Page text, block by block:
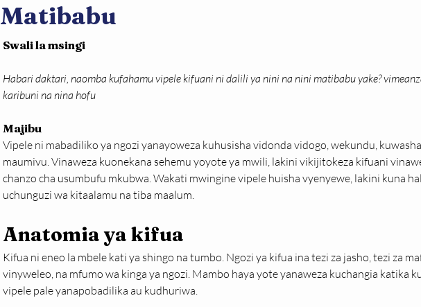
Matibabu
Swali la msingi
Habari daktari, naomba kufahamu vipele kifuani ni dalili ya nini na nini matibabu yake?
karibuni na nina hofu
Majibu
Vipele ni mabadiliko ya ngozi yanayoweza kuhusisha vidonda vidogo, wekundu,
maumivu. Vinaweza kuonekana sehemu yoyote ya mwili, lakini vikijitokeza kifuani
chanzo cha usumbufu mkubwa. Wakati mwingine vipele huisha vyenyewe, lakini kuna
uchunguzi wa kitaalamu na tiba maalum.
Anatomia ya kifua
Kifua ni eneo la mbele kati ya shingo na tumbo. Ngozi ya kifua ina tezi za jasho, tezi za
vinyweleo, na mfumo wa kinga ya ngozi. Mambo haya yote yanaweza kuchangia katika
vipele pale yanapobadilika au kudhuriwa.